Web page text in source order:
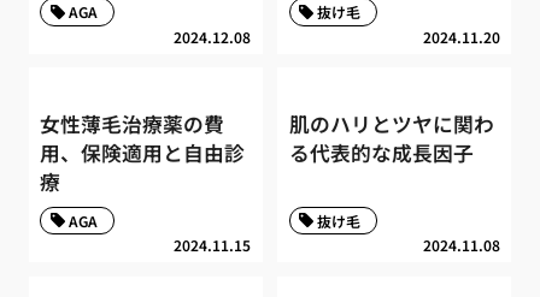
2024.12.08
AGA
2024.11.20
抜け毛
女性薄毛治療薬の費
用、保険適用と自由診
療
2024.11.15
AGA
肌のハリとツヤに関わ
る代表的な成長因子
2024.11.08
抜け毛